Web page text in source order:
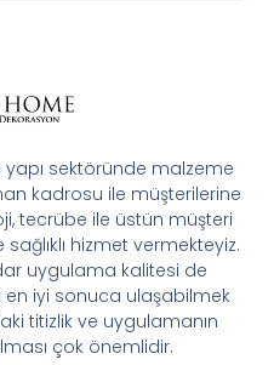
yapı sektöründe malzeme
kadrosu ile müşterilerine
tecrübe ile üstün müşteri
hizmet vermekteyiz.
uygulama kalitesi de
iyi sonuca ulaşabilmek
titizlik ve uygulamanın
çok önemlidir.